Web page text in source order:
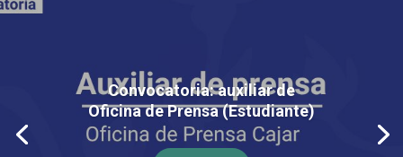
Convocatoria: auxiliar de
Oficina de Prensa (Estudiante)